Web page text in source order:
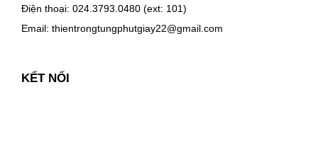
Điện thoại: 024.3793.0480 (ext: 101)
Email: thientrongtungphutgiay22@gmail.com
KẾT NỐI